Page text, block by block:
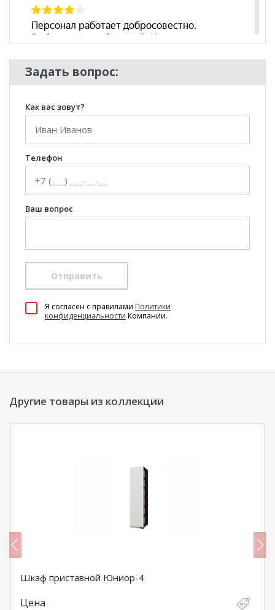
Задать вопрос:
Как вас зовут?
Телефон
Ваш вопрос
Отправить
Я согласен c правилами Политики
конфиденциальности Компании.
Другие товары из коллекции
Шкаф приставной Юниор-4
Цена